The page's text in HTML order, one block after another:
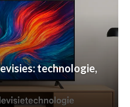
technologie,